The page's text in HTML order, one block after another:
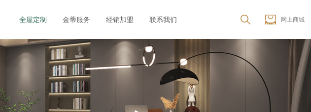
全屋定制 金蒂服务 经销加盟 联系我们 网上商城